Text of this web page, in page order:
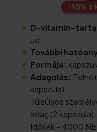
D-vitamin-
µg
További
Formája:
Adagolás:
kapszula)
Túlsúlyos
adag (2 kapszula)
Idősek - 4000